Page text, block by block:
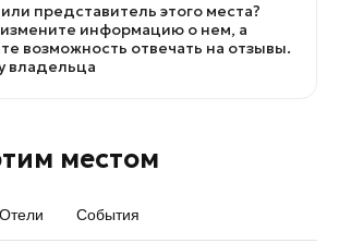
представитель этого места?
информацию о нем, а
возможность отвечать на отзывы.
владельца
местом
Отели События